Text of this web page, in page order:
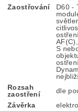
Zaostřování
D60 -
S
Rozsah
zaostření
dle
Závěrka